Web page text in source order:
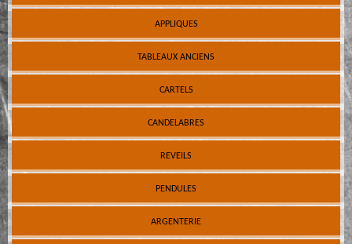
APPLIQUES
TABLEAUX ANCIENS
CARTELS
CANDELABRES
REVEILS
PENDULES
ARGENTERIE